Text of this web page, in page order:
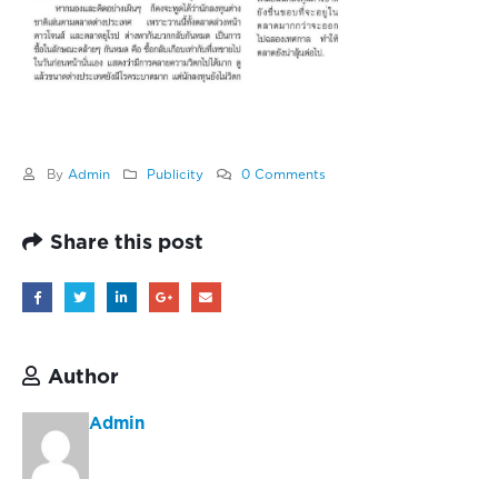
By Admin Publicity 0 Comments
Share this post
Author
Admin